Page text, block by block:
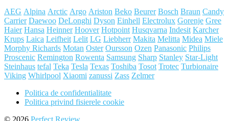
AEG Alpina Arctic Argo Ariston Beko Beurer Bosch Braun Candy
Carrier Daewoo DeLonghi Dyson Einhell Electrolux Gorenje Gree
Haier Hansa Heinner Hoover Hotpoint Husqvarna Indesit Karcher
Krups Laica Leifheit Lelit LG Liebherr Makita Melitta Midea Miele
Morphy Richards Motan Oster Oursson Ozen Panasonic Philips
Proscenic Remington Rowenta Samsung Sharp Stanley Star-Light
Steinhaus tefal Teka Tesla Texas Toshiba Tosot Trotec Turbionaire
Viking Whirlpool Xiaomi zanussi Zass Zelmer
Politica de confidentialitate
Politica privind fisierele cookie